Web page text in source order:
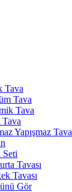
Tava
Tava
Tava
Yapışmaz Tava
Seti
Tavası
Tavası
Gör